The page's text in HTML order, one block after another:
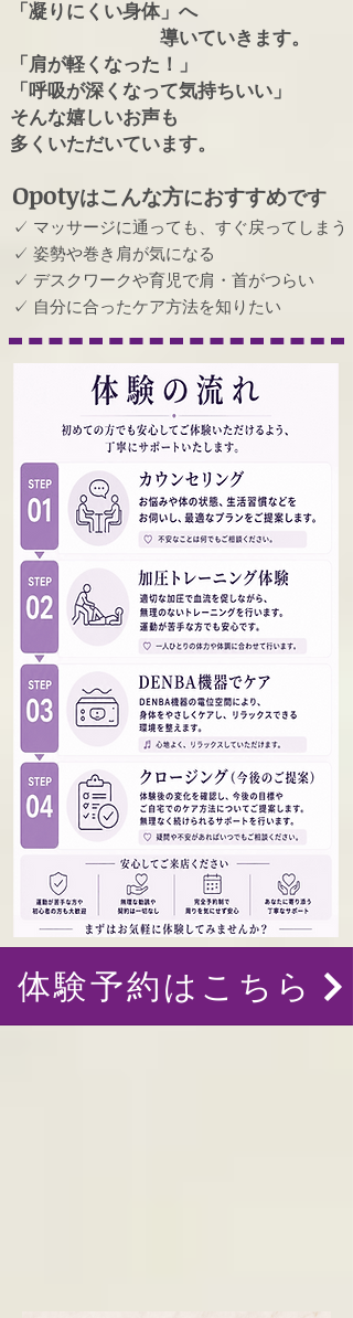
「凝りにくい身体」へ
導いていきます。
「肩が軽くなった！」
「呼吸が深くなって気持ちいい」
そんな嬉しいお声も
多くいただいています。
Opotyはこんな方におすすめです
✓ マッサージに通っても、すぐ戻ってしまう
✓ 姿勢や巻き肩が気になる
✓ デスクワークや育児で肩・首がつらい
✓ 自分に合ったケア方法を知りたい
体験予約はこちら